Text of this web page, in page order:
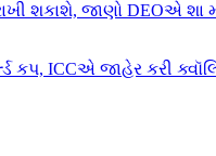
શકાશે, જાણો DEOએ શા
કપ, ICCએ જાહેર કરી